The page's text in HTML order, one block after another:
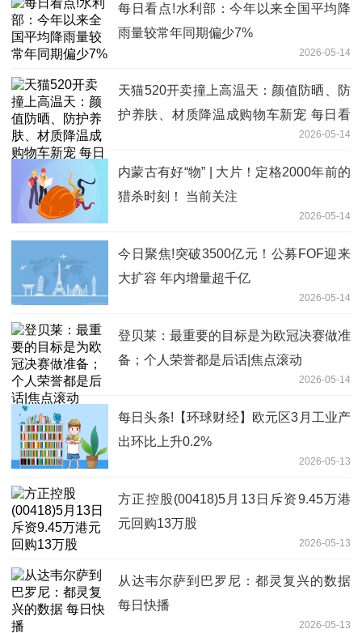
每日看点!水利部：今年以来全国平均降
雨量较常年同期偏少7%
2026-05-14
天猫520开卖撞上高温天：颜值防晒、防
护养肤、材质降温成购物车新宠 每日看
2026-05-14
内蒙古有好“物” | 大片！定格2000年前的
猎杀时刻！ 当前关注
2026-05-14
今日聚焦!突破3500亿元！公募FOF迎来
大扩容 年内增量超千亿
2026-05-14
登贝莱：最重要的目标是为欧冠决赛做准
备；个人荣誉都是后话|焦点滚动
2026-05-14
每日头条!【环球财经】欧元区3月工业产
出环比上升0.2%
2026-05-13
方正控股(00418)5月13日斥资9.45万港
元回购13万股
2026-05-13
从达韦尔萨到巴罗尼：都灵复兴的数据
每日快播
2026-05-13